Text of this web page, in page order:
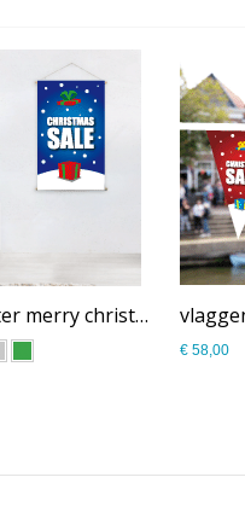
textielposter merry christmas PM-009
€ 58,00